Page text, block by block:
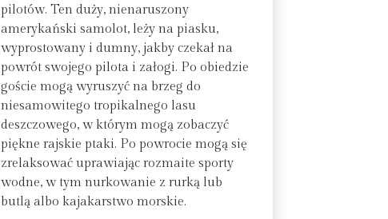
pilotów. Ten duży, nienaruszony
amerykański samolot, leży na piasku,
wyprostowany i dumny, jakby czekał na
powrót swojego pilota i załogi. Po obiedzie
goście mogą wyruszyć na brzeg do
niesamowitego tropikalnego lasu
deszczowego, w którym mogą zobaczyć
piękne rajskie ptaki. Po powrocie mogą się
zrelaksować uprawiając rozmaite sporty
wodne, w tym nurkowanie z rurką lub
butlą albo kajakarstwo morskie.